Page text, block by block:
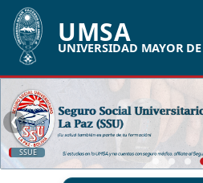
UMSA
UNIVERSIDAD MAYOR
SSUE
❮